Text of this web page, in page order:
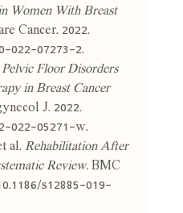
Women With Breast
Cancer. 2022.
022-07273-2.
Pelvic Floor Disorders
in Breast Cancer
J. 2022.
022-05271-w.
al. Rehabilitation After
Review. BMC
s12885-019-